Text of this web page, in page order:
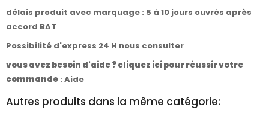
délais produit avec marquage : 5 à 10 jours ouvrés après
accord BAT
Possibilité d'express 24 H nous consulter
vous avez besoin d'aide ? cliquez ici pour réussir votre
commande : Aide
Autres produits dans la même catégorie: